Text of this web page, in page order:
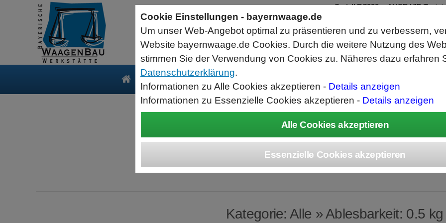
Produkte » Alle
Kategorie: Alle » Ablesbarkeit: 0.5 kg
Produkte Service
Sartorius Feuchtebestimmer MA35
jetzt zum Aktionspreis
Der MA35 ist das Einsteigermodell zur schnellen und
zuverlässigen Bestimmung der Materialfeuchte flüssiger, pastöser
und fester Substanzen mit dem Verfahren der Thermogravimetrie.
Wägebereich: 35 g, Ablesbarkeit: 1 mg
Seriell RS232 auf USB HID
RS232 Daten in Computer
Funktioniert wie eine USB Tastatur,
Verwendet Standard USB Tastatur
Datenbearbeitung vor Ausgabe
Cookie Einstellungen - bayernwaage.de
Um unser Web-Angebot optimal zu präsentieren und zu verbessern,
Website bayernwaage.de Cookies. Durch die weitere Nutzung des
stimmen Sie der Verwendung von Cookies zu. Näheres dazu erfahren
Datenschutzerklärung.
Informationen zu Alle Cookies akzeptieren - Details anzeigen
Informationen zu Essenzielle Cookies akzeptieren - Details anzeigen